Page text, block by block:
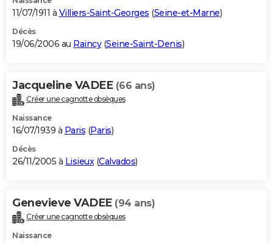
11/07/1911 à Villiers-Saint-Georges (Seine-et-Marne)
Décès
19/06/2006 au Raincy(Seine-Saint-Denis)
Jacqueline VADEE (66 ans)
Créer une cagnotte obsèques
Naissance
16/07/1939 à Paris (Paris)
Décès
26/11/2005 à Lisieux(Calvados)
Genevieve VADEE (94 ans)
Créer une cagnotte obsèques
Naissance